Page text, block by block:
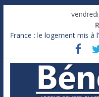
France : le logement mis à
Des milliards de dollars de
Royaume-Uni : Andy
Xavier Niel, le milliardaire
Ruée des fortunes russes